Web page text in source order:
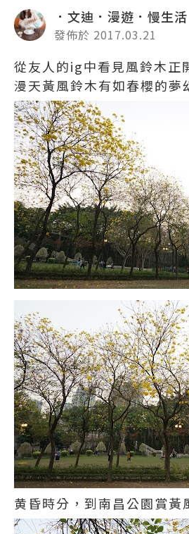
．文迪．漫遊．慢生活
發佈於 2017.03.21
從友人的ig中看見風鈴木正
漫天黃風鈴木有如春櫻的夢
黄昏時分，到南昌公園賞黃